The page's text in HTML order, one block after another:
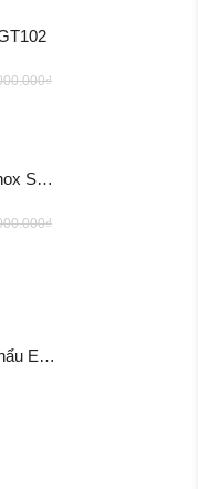
Ghế Bar Chân Inox Sotogrande TG-309
Bàn Trà Nhập Khẩu EUREKA Coffee Table